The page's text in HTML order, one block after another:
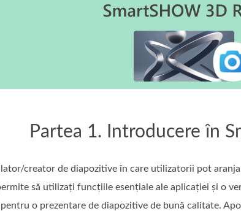
Partea 1. Introducere în
creator de diapozitive în care utilizatorii pot
să utilizați funcțiile esențiale ale aplicației și o
o prezentare de diapozitive de bună calitate.